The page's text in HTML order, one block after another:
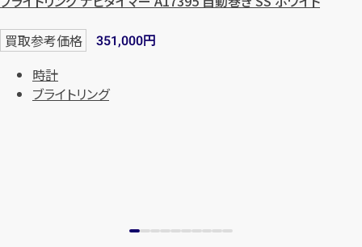
買取参考価格 351,000円
時計
ブライトリング